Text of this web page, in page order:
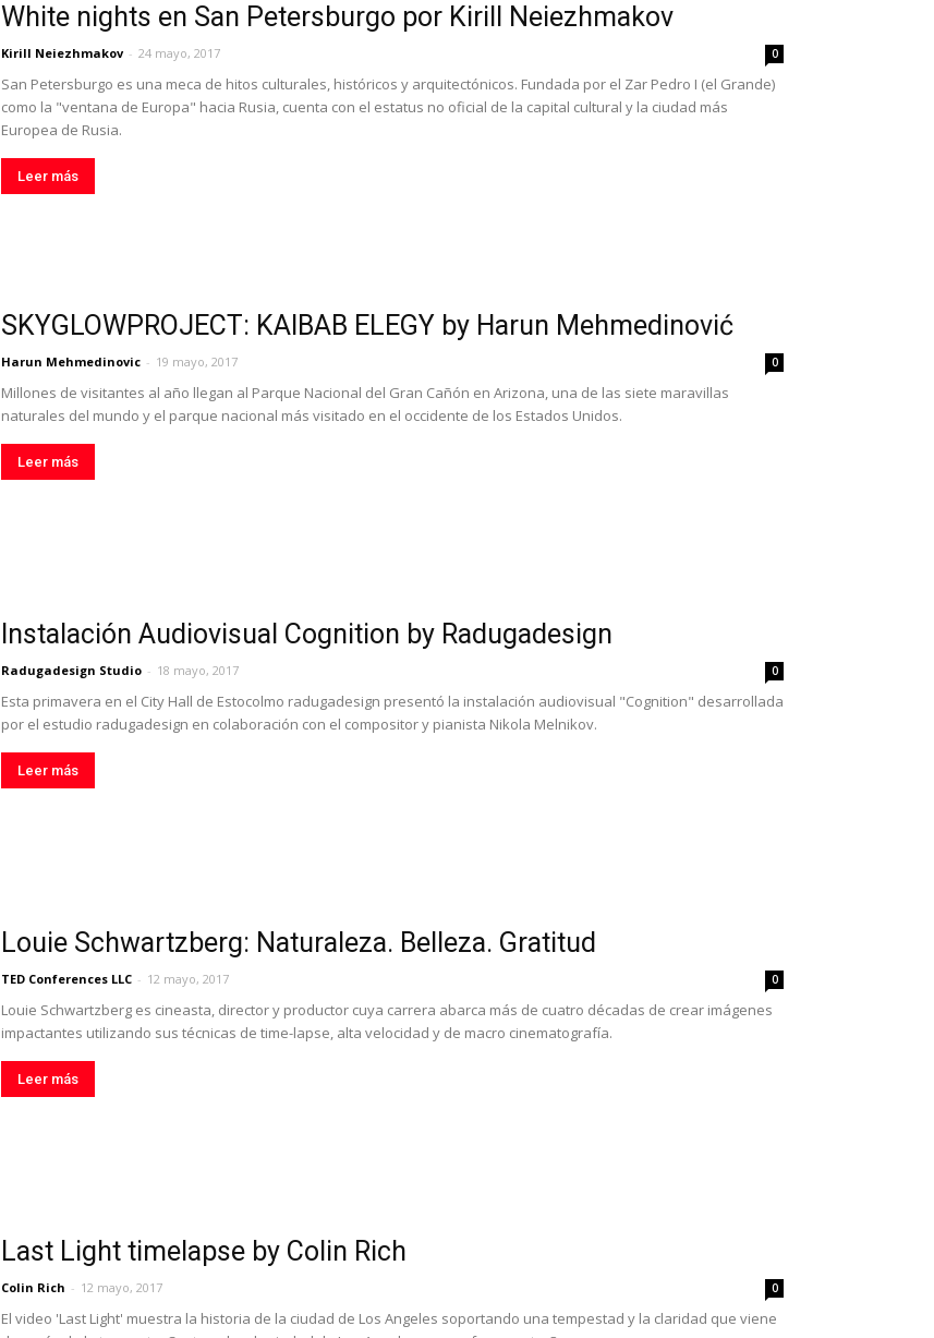
White nights en San Petersburgo por Kirill Neiezhmakov
Kirill Neiezhmakov - 24 mayo, 2017 0
San Petersburgo es una meca de hitos culturales, históricos y arquitectónicos. Fundada por el Zar Pedro I (el Grande)
como la "ventana de Europa" hacia Rusia, cuenta con el estatus no oficial de la capital cultural y la ciudad más
Europea de Rusia.
Leer más
SKYGLOWPROJECT: KAIBAB ELEGY by Harun Mehmedinović
Harun Mehmedinovic - 19 mayo, 2017 0
Millones de visitantes al año llegan al Parque Nacional del Gran Cañón en Arizona, una de las siete maravillas
naturales del mundo y el parque nacional más visitado en el occidente de los Estados Unidos.
Leer más
Instalación Audiovisual Cognition by Radugadesign
Radugadesign Studio - 18 mayo, 2017 0
Esta primavera en el City Hall de Estocolmo radugadesign presentó la instalación audiovisual "Cognition" desarrollada
por el estudio radugadesign en colaboración con el compositor y pianista Nikola Melnikov.
Leer más
Louie Schwartzberg: Naturaleza. Belleza. Gratitud
TED Conferences LLC - 12 mayo, 2017 0
Louie Schwartzberg es cineasta, director y productor cuya carrera abarca más de cuatro décadas de crear imágenes
impactantes utilizando sus técnicas de time-lapse, alta velocidad y de macro cinematografía.
Leer más
Last Light timelapse by Colin Rich
Colin Rich - 12 mayo, 2017 0
El video 'Last Light' muestra la historia de la ciudad de Los Angeles soportando una tempestad y la claridad que viene